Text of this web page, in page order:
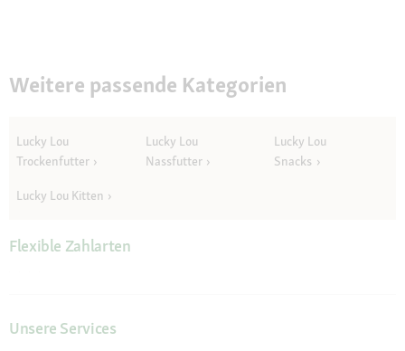
Weitere passende Kategorien
Lucky Lou
Trockenfutter
Lucky Lou
Nassfutter
Lucky Lou
Snacks
Lucky Lou Kitten
Flexible Zahlarten
Unsere Services